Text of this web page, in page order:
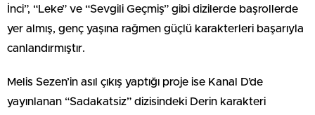
İnci”, “Leke” ve “Sevgili Geçmiş” gibi dizilerde başrollerde
yer almış, genç yaşına rağmen güçlü karakterleri başarıyla
canlandırmıştır.
Melis Sezen’in asıl çıkış yaptığı proje ise Kanal D’de
yayınlanan “Sadakatsiz” dizisindeki Derin karakteri